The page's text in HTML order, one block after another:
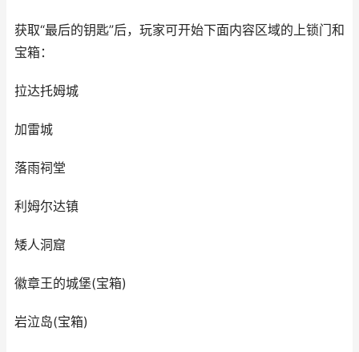
获取“最后的钥匙”后，玩家可开始下面内容区域的上锁门和
宝箱：
拉达托姆城
加雷城
落雨祠堂
利姆尔达镇
矮人洞窟
徽章王的城堡(宝箱)
岩泣岛(宝箱)